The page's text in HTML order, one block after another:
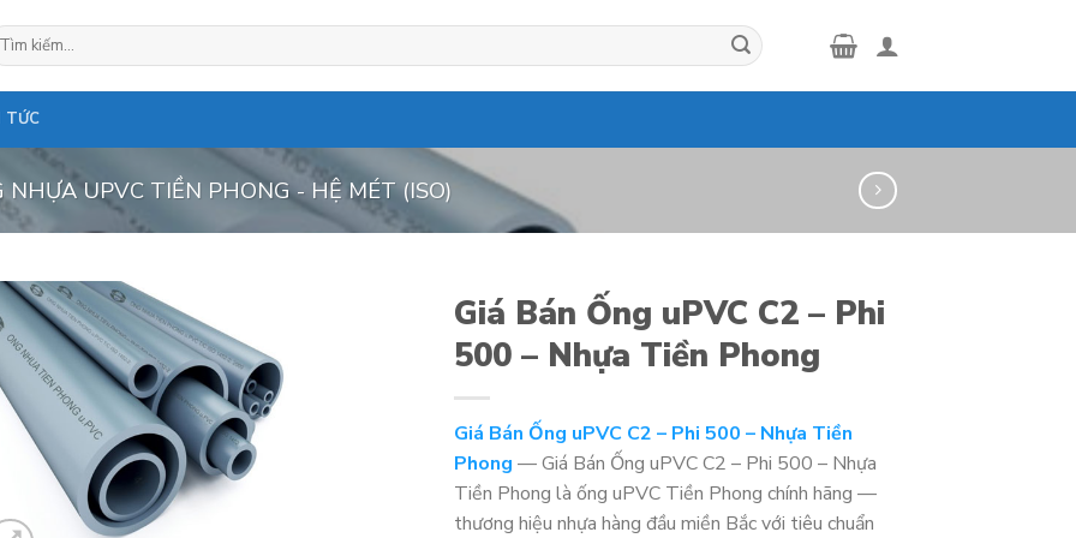
TỨC
NHỰA UPVC TIỀN PHONG - HỆ MÉT (ISO)
Giá Bán Ống uPVC C2 – Phi
500 – Nhựa Tiền Phong
Giá Bán Ống uPVC C2 – Phi 500 – Nhựa Tiền
Phong — Giá Bán Ống uPVC C2 – Phi 500 – Nhựa
Tiền Phong là ống uPVC Tiền Phong chính hãng —
thương hiệu nhựa hàng đầu miền Bắc với tiêu chuẩn